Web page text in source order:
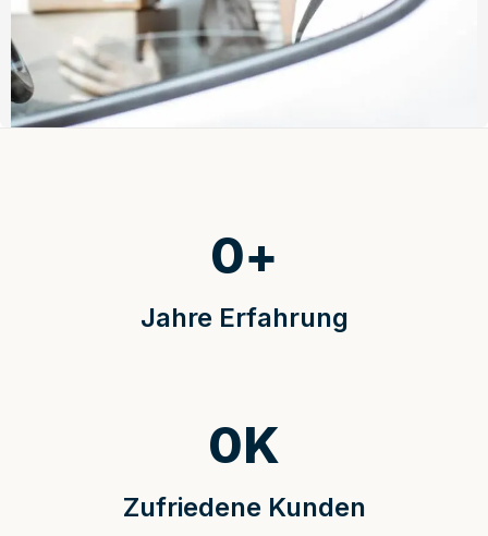
Jahre Erfahrung
0+
Zufriedene Kunden
0K